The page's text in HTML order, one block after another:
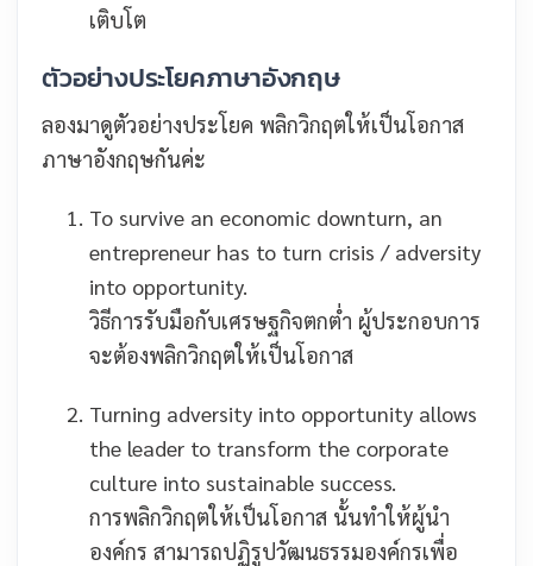
เติบโต
ตัวอย่างประโยคภาษาอังกฤษ
ลองมาดูตัวอย่างประโยค พลิกวิกฤตให้เป็นโอกาส
ภาษาอังกฤษกันค่ะ
To survive an economic downturn, an
entrepreneur has to turn crisis / adversity
into opportunity.
วิธีการรับมือกับเศรษฐกิจตกต่ำ ผู้ประกอบการ
จะต้องพลิกวิกฤตให้เป็นโอกาส
Turning adversity into opportunity allows
the leader to transform the corporate
culture into sustainable success.
การพลิกวิกฤตให้เป็นโอกาส นั้นทำให้ผู้นำ
องค์กร สามารถปฏิรูปวัฒนธรรมองค์กรเพื่อ